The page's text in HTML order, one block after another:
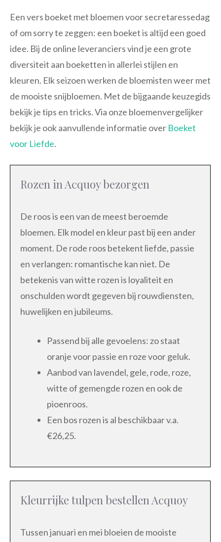
Een vers boeket met bloemen voor secretaressedag
of om sorry te zeggen: een boeket is altijd een goed
idee. Bij de online leveranciers vind je een grote
diversiteit aan boeketten in allerlei stijlen en
kleuren. Elk seizoen werken de bloemisten weer met
de mooiste snijbloemen. Met de bijgaande keuzegids
bekijk je tips en tricks. Via onze bloemenvergelijker
bekijk je ook aanvullende informatie over Boeket
voor Liefde.
Rozen in Acquoy bezorgen
De roos is een van de meest beroemde
bloemen. Elk model en kleur past bij een ander
moment. De rode roos betekent liefde, passie
en verlangen: romantische kan niet. De
betekenis van witte rozen is loyaliteit en
onschulden wordt gegeven bij rouwdiensten,
huwelijken en jubileums.
Passend bij alle gevoelens: zo staat
oranje voor passie en roze voor geluk.
Aanbod van lavendel, gele, rode, roze,
witte of gemengde rozen en ook de
pioenroos.
Een bos rozen is al beschikbaar v.a.
€26,25.
Kleurrijke tulpen bestellen Acquoy
Tussen januari en mei bloeien de mooiste